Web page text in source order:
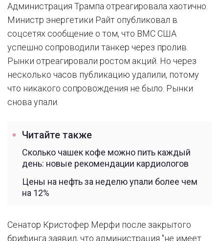
Администрация Трампа отреагировала хаотично.
Министр энергетики Райт опубликовал в
соцсетях сообщение о том, что ВМС США
успешно сопроводили танкер через пролив.
Рынки отреагировали ростом акций. Но через
несколько часов публикацию удалили, потому
что никакого сопровождения не было. Рынки
снова упали.
Читайте также
Сколько чашек кофе можно пить каждый
день: новые рекомендации кардиологов
Цены на нефть за неделю упали более чем
на 12%
Сенатор Кристофер Мерфи после закрытого
брифинга заявил, что администрация "не имеет